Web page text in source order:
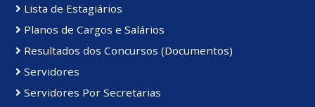
Lista de Estagiários
Planos de Cargos e Salários
Resultados dos Concursos (Documentos)
Servidores
Servidores Por Secretarias